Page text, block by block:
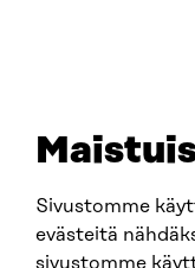
Sivustomme
evästeitä
sivustomme
SITRA SOSIAALISESSA